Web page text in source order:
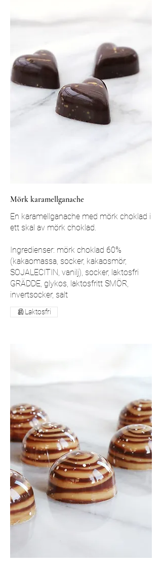
Mörk karamellganache
En karamellganache med mörk choklad i
ett skal av mörk choklad.
Ingredienser: mörk choklad 60%
(kakaomassa, socker, kakaosmör,
SOJALECITIN, vanilj), socker, laktosfri
GRÄDDE, glykos, laktosfritt SMÖR,
invertsocker, salt
Laktosfri